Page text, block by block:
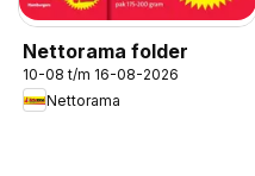
Nettorama folder
10-08 t/m 16-08-2026
Nettorama